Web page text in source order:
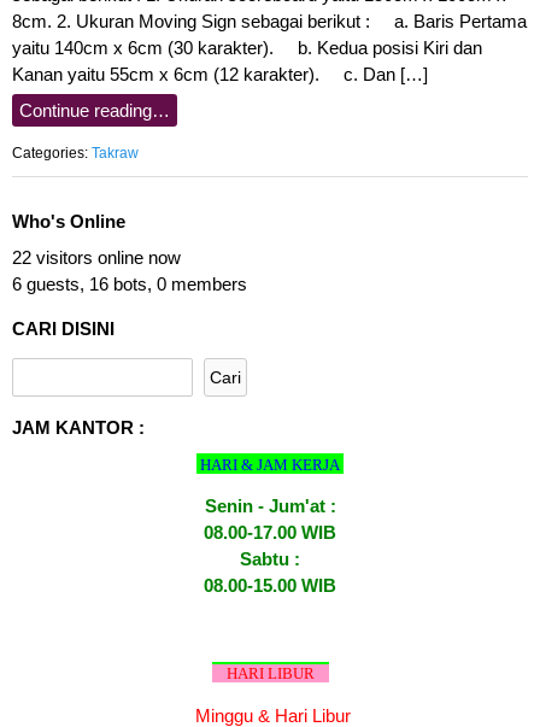
8cm. 2. Ukuran Moving Sign sebagai berikut : a. Baris Pertama
yaitu 140cm x 6cm (30 karakter). b. Kedua posisi Kiri dan
Kanan yaitu 55cm x 6cm (12 karakter). c. Dan […]
Continue reading…
Categories: Takraw
Who's Online
22 visitors online now
6 guests, 16 bots, 0 members
CARI DISINI
JAM KANTOR :
HARI & JAM KERJA
Senin - Jum'at :
08.00-17.00 WIB
Sabtu :
08.00-15.00 WIB
HARI LIBUR
Minggu & Hari Libur